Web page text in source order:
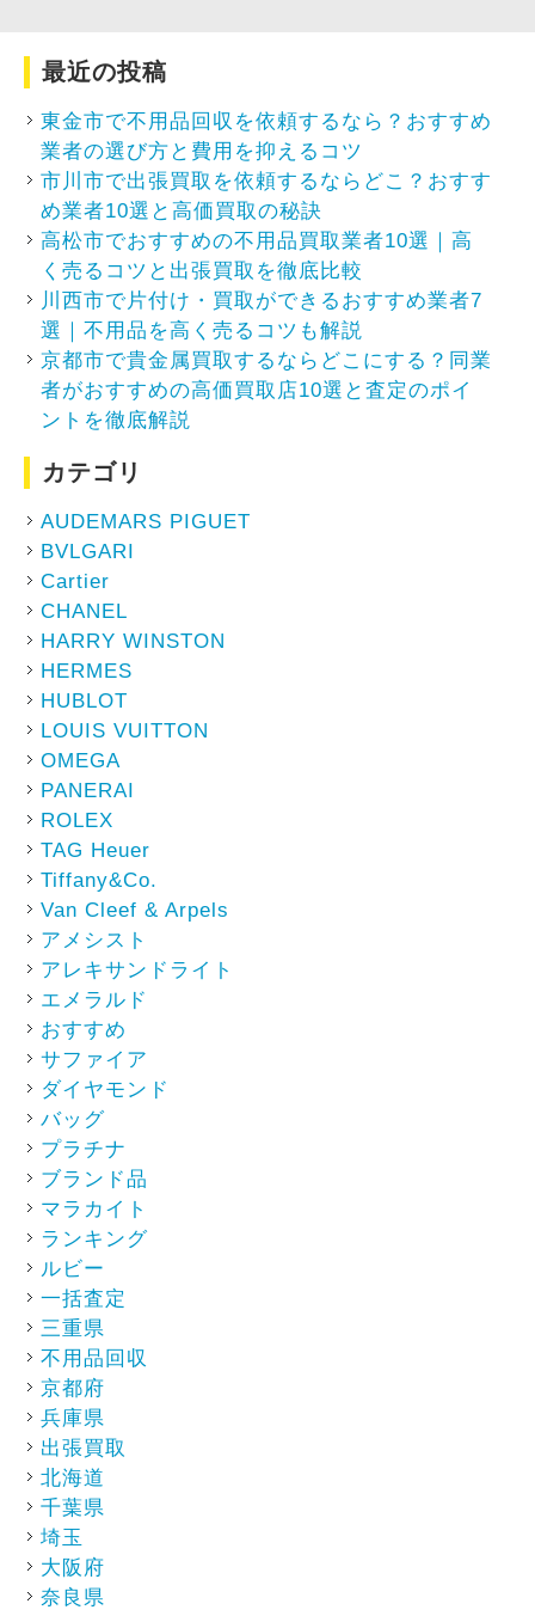
最近の投稿
東金市で不用品回収を依頼するなら？おすすめ
業者の選び方と費用を抑えるコツ
市川市で出張買取を依頼するならどこ？おすす
め業者10選と高価買取の秘訣
高松市でおすすめの不用品買取業者10選｜高
く売るコツと出張買取を徹底比較
川西市で片付け・買取ができるおすすめ業者7
選｜不用品を高く売るコツも解説
京都市で貴金属買取するならどこにする？同業
者がおすすめの高価買取店10選と査定のポイ
ントを徹底解説
カテゴリ
AUDEMARS PIGUET
BVLGARI
Cartier
CHANEL
HARRY WINSTON
HERMES
HUBLOT
LOUIS VUITTON
OMEGA
PANERAI
ROLEX
TAG Heuer
Tiffany&Co.
Van Cleef & Arpels
アメシスト
アレキサンドライト
エメラルド
おすすめ
サファイア
ダイヤモンド
バッグ
プラチナ
ブランド品
マラカイト
ランキング
ルビー
一括査定
三重県
不用品回収
京都府
兵庫県
出張買取
北海道
千葉県
埼玉
大阪府
奈良県